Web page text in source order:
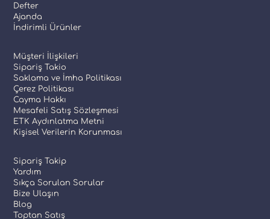
Defter
Ajanda
İndirimli Ürünler
Müşteri İlişkileri
Sipariş Takio
Saklama ve İmha Politikası
Çerez Politikası
Cayma Hakkı
Mesafeli Satış Sözleşmesi
ETK Aydınlatma Metni
Kişisel Verilerin Korunması
Sipariş Takip
Yardım
Sıkça Sorulan Sorular
Bize Ulaşın
Blog
Toptan Satış